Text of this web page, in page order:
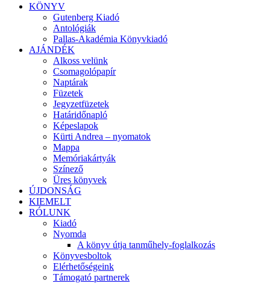
KÖNYV
Gutenberg Kiadó
Antológiák
Pallas-Akadémia Könyvkiadó
AJÁNDÉK
Alkoss velünk
Csomagolópapír
Naptárak
Füzetek
Jegyzetfüzetek
Határidőnapló
Képeslapok
Kürti Andrea – nyomatok
Mappa
Memóriakártyák
Színező
Üres könyvek
ÚJDONSÁG
KIEMELT
RÓLUNK
Kiadó
Nyomda
A könyv útja tanműhely-foglalkozás
Könyvesboltok
Elérhetőségeink
Támogató partnerek